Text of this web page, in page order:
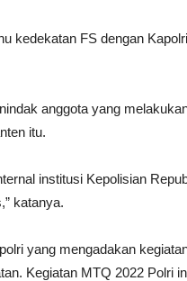
kedekatan FS dengan
anggota yang
itu.
institusi Kepolisian
katanya.
yang mengadakan
Kegiatan MTQ 2022 Polri